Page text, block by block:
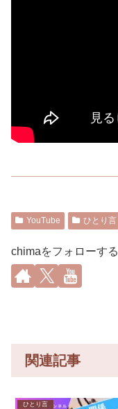
YouTube ひとり言
chimaをフォローする
関連記事
ひとり言